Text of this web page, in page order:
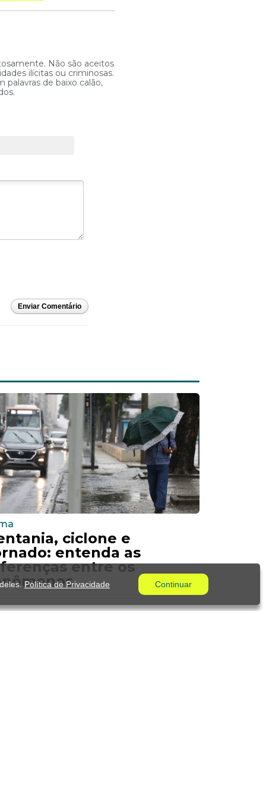
Não são aceitos
ilícitas ou criminosas.
palavras de baixo calão,
Enviar Comentário
ciclone e
entenda as
entre os
Política de Privacidade Continuar